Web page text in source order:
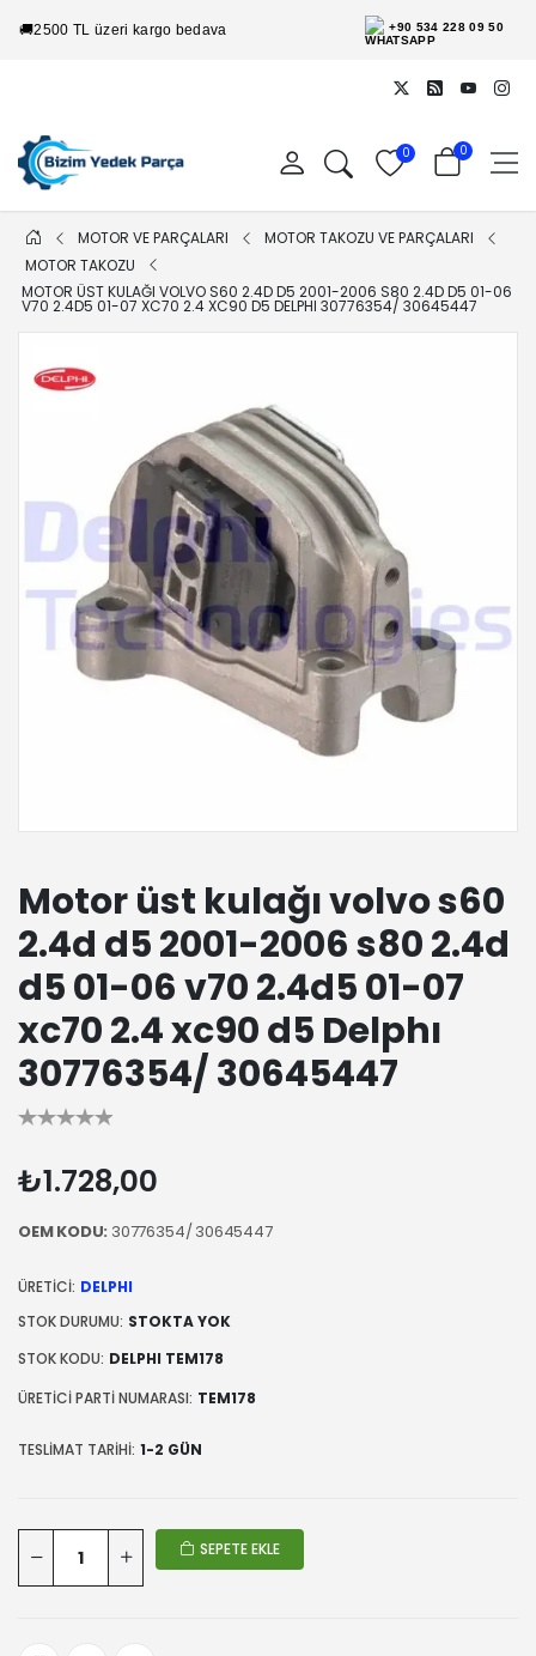
🚚2500 TL üzeri kargo bedava +90 534 228 09 50
0 0
MOTOR VE PARÇALARI
MOTOR TAKOZU VE PARÇALARI
MOTOR TAKOZU
MOTOR ÜST KULAĞI VOLVO S60 2.4D D5 2001-2006 S80 2.4D D5 01-06
V70 2.4D5 01-07 XC70 2.4 XC90 D5 DELPHI 30776354/ 30645447
Motor üst kulağı volvo s60
2.4d d5 2001-2006 s80 2.4d
d5 01-06 v70 2.4d5 01-07
xc70 2.4 xc90 d5 Delphı
30776354/ 30645447
₺1.728,00
OEM KODU: 30776354/ 30645447
ÜRETICI: DELPHI
STOK DURUMU: STOKTA YOK
STOK KODU: DELPHI TEM178
ÜRETICI PARTI NUMARASI: TEM178
TESLIMAT TARIHI: 1-2 GÜN
SEPETE EKLE